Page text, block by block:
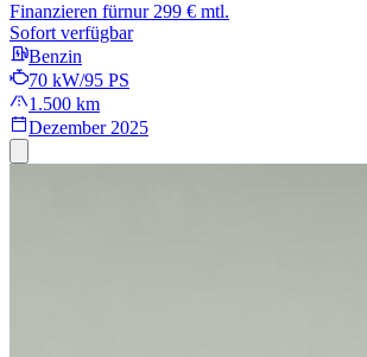
Finanzieren fürnur 299 € mtl.
Sofort verfügbar
Benzin
70 kW/95 PS
1.500 km
Dezember 2025